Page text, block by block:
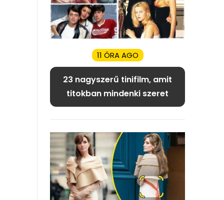
11 ÓRA AGO
23 nagyszerű tinifilm, amit
titokban mindenki szeret